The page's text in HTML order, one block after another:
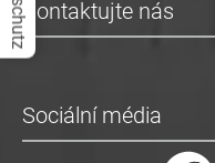
Kontaktujte nás
Sociální média